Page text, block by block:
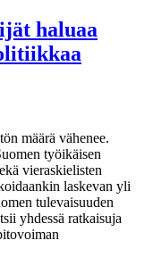
haluaa
määrä vähenee.
työikäisen
vieraskielisten
laskevan yli
tulevaisuuden
yhdessä ratkaisuja